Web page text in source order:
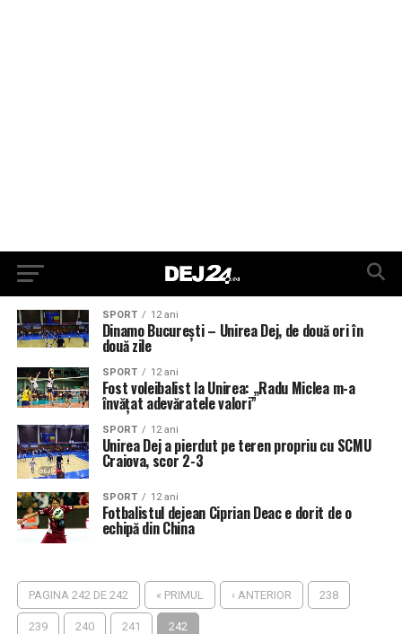
SPORT 12 ani
Dinamo București – Unirea Dej, de două ori în
două zile
SPORT 12 ani
Fost voleibalist la Unirea: „Radu Miclea m-a
învăţat adevăratele valori”
SPORT 12 ani
Unirea Dej a pierdut pe teren propriu cu SCMU
Craiova, scor 2-3
SPORT 12 ani
Fotbalistul dejean Ciprian Deac e dorit de o
echipă din China
PAGINA 242 DE 242 « PRIMUL ‹ ANTERIOR 238
239 240 241 242